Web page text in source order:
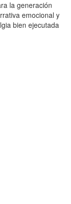
la generación
emocional y
bien ejecutada